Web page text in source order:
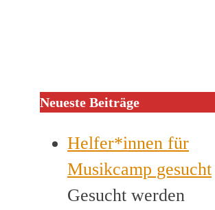
Neueste Beiträge
Helfer*innen für
Musikcamp gesucht
Gesucht werden